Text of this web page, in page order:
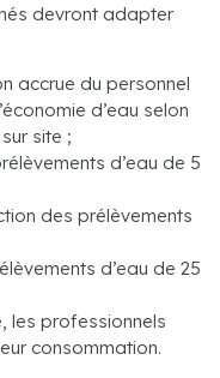
devront adapter
accrue du personnel
d’eau selon
site ;
d’eau de 5
des prélèvements
d’eau de 25
les professionnels
consommation.